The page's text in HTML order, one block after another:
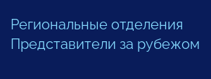
Региональные отделения
Представители за рубежом